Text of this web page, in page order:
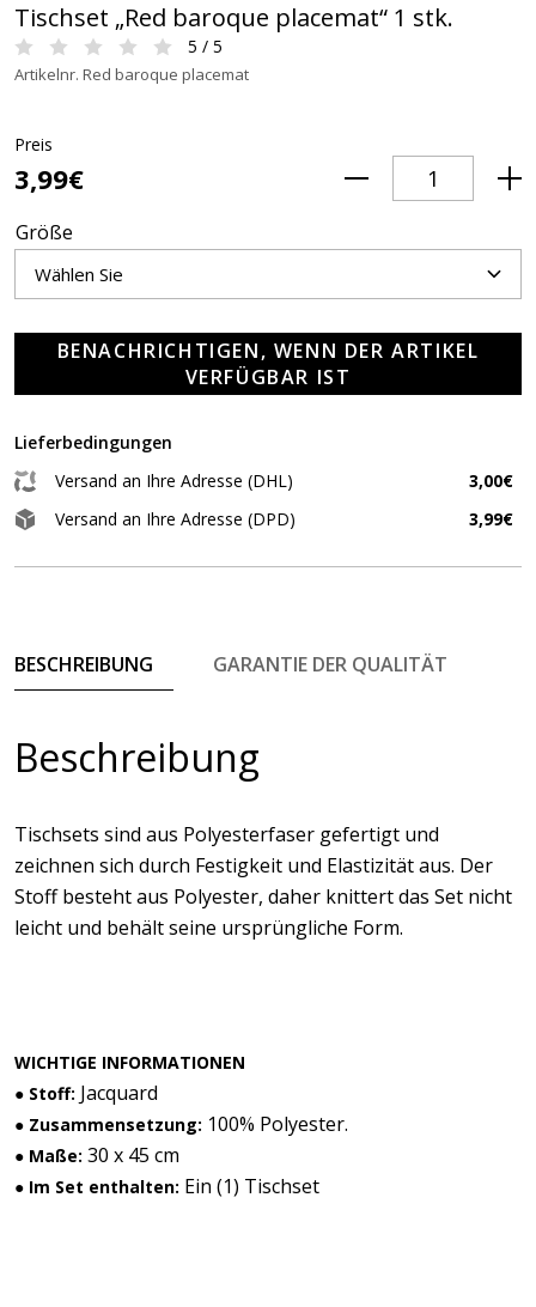
Tischset „Red baroque placemat“ 1 stk.
5 / 5
Artikelnr. Red baroque placemat
Preis
3,99€
Größe
BENACHRICHTIGEN, WENN DER ARTIKEL
VERFÜGBAR IST
Lieferbedingungen
Versand an Ihre Adresse (DHL)
3,00€
Versand an Ihre Adresse (DPD)
3,99€
BESCHREIBUNG GARANTIE DER QUALITÄT
Beschreibung
Tischsets sind aus Polyesterfaser gefertigt und
zeichnen sich durch Festigkeit und Elastizität aus. Der
Stoff besteht aus Polyester, daher knittert das Set nicht
leicht und behält seine ursprüngliche Form.
WICHTIGE INFORMATIONEN
● Stoff: Jacquard
● Zusammensetzung: 100% Polyester.
● Maße: 30 x 45 cm
● Im Set enthalten: Ein (1) Tischset